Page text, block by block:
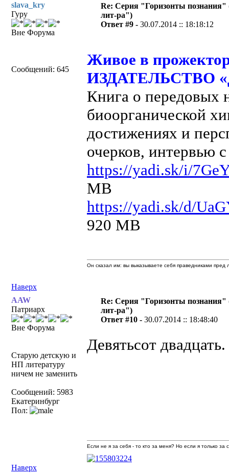
slava_kry
Гуру
Вне Форума
Сообщений: 645
Re: Серия "Горизонты познания"
лит-ра")
Ответ #9 -30.07.2014 :: 18:18:12
Живое в
ИЗДАТЕЛЬСТВО
Книга о передовых
биоорганической
достижениях и
очерков, интервью
https://yadi.sk/i/
MB
https://yadi.sk/d/
920 MB
Наверх
Он сказал им: вы выказываете себя праведниками
AAW
Патриарх
Вне Форума
Старую детскую и
НП литературу
ничем не заменить
Сообщений: 5983
Екатеринбург
Пол:
Re: Серия "Горизонты познания"
лит-ра")
Ответ #10 -30.07.2014 :: 18:48:40
Девятьсот
Наверх
Если не я за себя - то кто за меня? Но если я только